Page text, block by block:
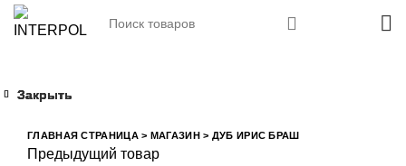
ГЛАВНАЯ СТРАНИЦА> МАГАЗИН> ДУБ ИРИС БРАШ
Предыдущий товар
Закрыть
Закрыть
Закрыть
Закрыть